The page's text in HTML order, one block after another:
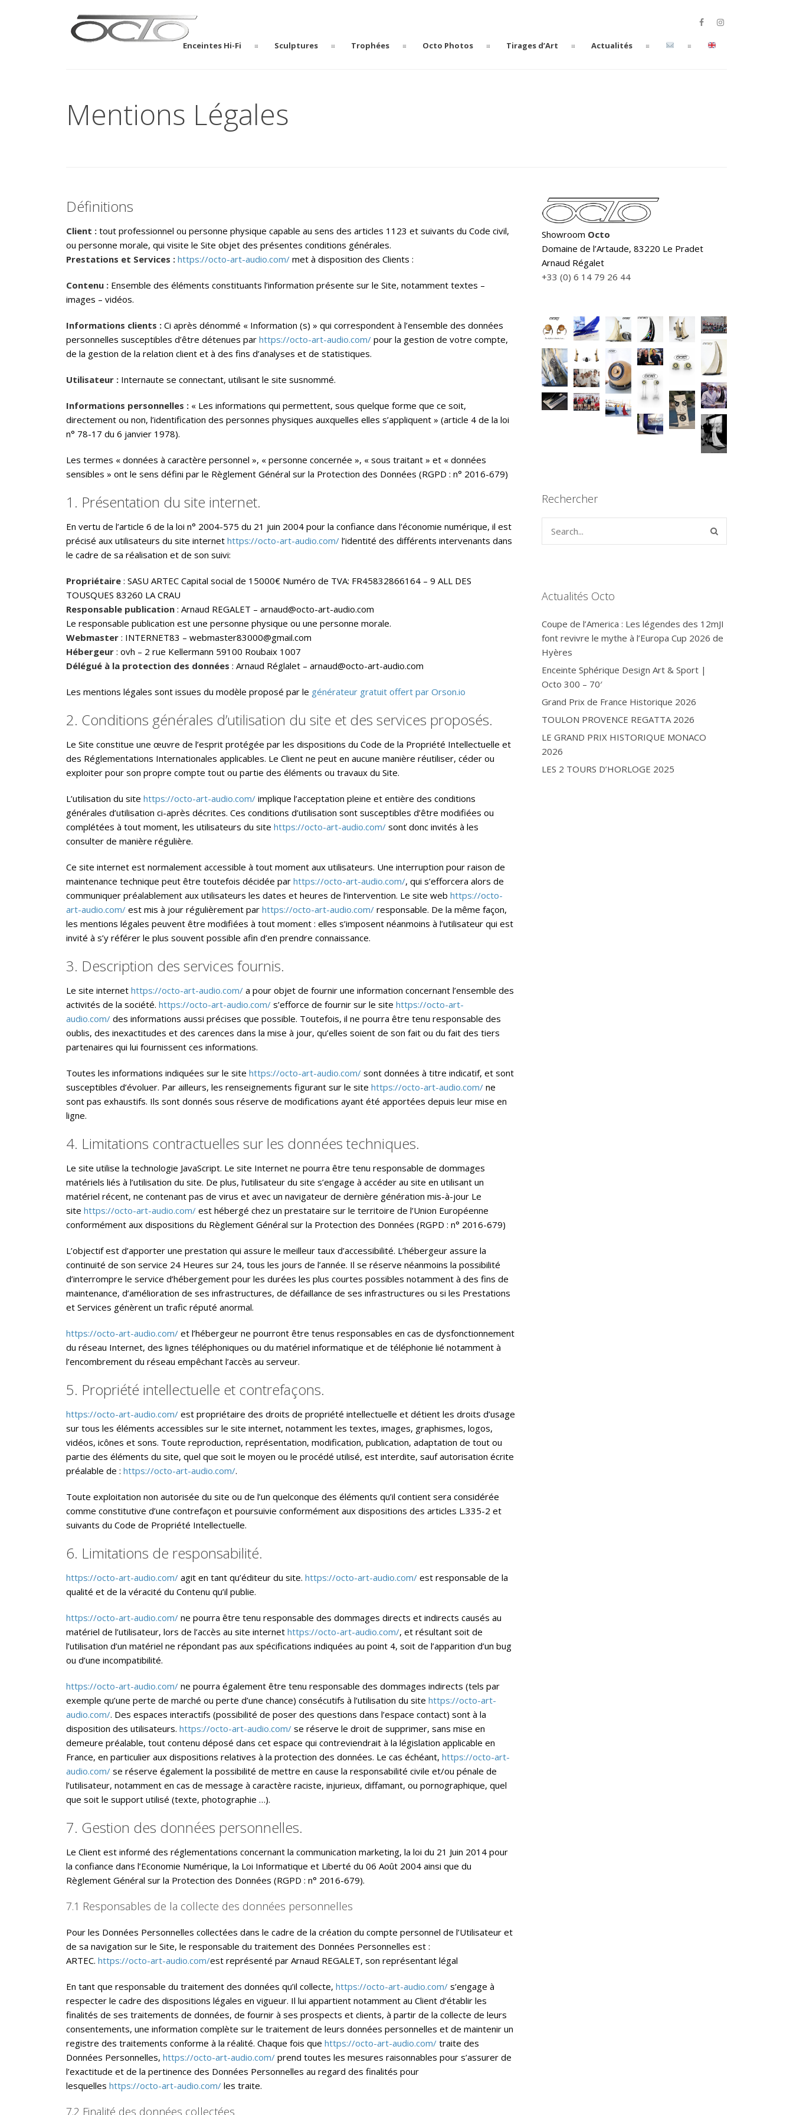
Enceintes Hi-Fi Sculptures Trophées Octo Photos Tirages d’Art Actualités
Mentions Légales
Définitions
Client : tout professionnel ou personne physique capable au sens des articles 1123 et suivants du Code civil,
ou personne morale, qui visite le Site objet des présentes conditions générales.
Prestations et Services : https://octo-art-audio.com/ met à disposition des Clients :
Contenu : Ensemble des éléments constituants l’information présente sur le Site, notamment textes –
images – vidéos.
Informations clients : Ci après dénommé « Information (s) » qui correspondent à l’ensemble des données
personnelles susceptibles d’être détenues par https://octo-art-audio.com/ pour la gestion de votre compte,
de la gestion de la relation client et à des fins d’analyses et de statistiques.
Utilisateur : Internaute se connectant, utilisant le site susnommé.
Informations personnelles : « Les informations qui permettent, sous quelque forme que ce soit,
directement ou non, l’identification des personnes physiques auxquelles elles s’appliquent » (article 4 de la loi
n° 78-17 du 6 janvier 1978).
Les termes « données à caractère personnel », « personne concernée », « sous traitant » et « données
sensibles » ont le sens défini par le Règlement Général sur la Protection des Données (RGPD : n° 2016-679)
1. Présentation du site internet.
En vertu de l’article 6 de la loi n° 2004-575 du 21 juin 2004 pour la confiance dans l’économie numérique, il est
précisé aux utilisateurs du site internet https://octo-art-audio.com/ l’identité des différents intervenants dans
le cadre de sa réalisation et de son suivi:
Propriétaire : SASU ARTEC Capital social de 15000€ Numéro de TVA: FR45832866164 – 9 ALL DES
TOUSQUES 83260 LA CRAU
Responsable publication : Arnaud REGALET – arnaud@octo-art-audio.com
Le responsable publication est une personne physique ou une personne morale.
Webmaster : INTERNET83 – webmaster83000@gmail.com
Hébergeur : ovh – 2 rue Kellermann 59100 Roubaix 1007
Délégué à la protection des données : Arnaud Réglalet – arnaud@octo-art-audio.com
Les mentions légales sont issues du modèle proposé par le générateur gratuit offert par Orson.io
2. Conditions générales d’utilisation du site et des services proposés.
Le Site constitue une œuvre de l’esprit protégée par les dispositions du Code de la Propriété Intellectuelle et
des Réglementations Internationales applicables. Le Client ne peut en aucune manière réutiliser, céder ou
exploiter pour son propre compte tout ou partie des éléments ou travaux du Site.
L’utilisation du site https://octo-art-audio.com/ implique l’acceptation pleine et entière des conditions
générales d’utilisation ci-après décrites. Ces conditions d’utilisation sont susceptibles d’être modifiées ou
complétées à tout moment, les utilisateurs du site https://octo-art-audio.com/ sont donc invités à les
consulter de manière régulière.
Ce site internet est normalement accessible à tout moment aux utilisateurs. Une interruption pour raison de
maintenance technique peut être toutefois décidée par https://octo-art-audio.com/, qui s’efforcera alors de
communiquer préalablement aux utilisateurs les dates et heures de l’intervention. Le site web https://octo-
art-audio.com/ est mis à jour régulièrement par https://octo-art-audio.com/ responsable. De la même façon,
les mentions légales peuvent être modifiées à tout moment : elles s’imposent néanmoins à l’utilisateur qui est
invité à s’y référer le plus souvent possible afin d’en prendre connaissance.
3. Description des services fournis.
Le site internet https://octo-art-audio.com/ a pour objet de fournir une information concernant l’ensemble des
activités de la société. https://octo-art-audio.com/ s’efforce de fournir sur le site https://octo-art-
audio.com/ des informations aussi précises que possible. Toutefois, il ne pourra être tenu responsable des
oublis, des inexactitudes et des carences dans la mise à jour, qu’elles soient de son fait ou du fait des tiers
partenaires qui lui fournissent ces informations.
Toutes les informations indiquées sur le site https://octo-art-audio.com/ sont données à titre indicatif, et sont
susceptibles d’évoluer. Par ailleurs, les renseignements figurant sur le site https://octo-art-audio.com/ ne
sont pas exhaustifs. Ils sont donnés sous réserve de modifications ayant été apportées depuis leur mise en
ligne.
4. Limitations contractuelles sur les données techniques.
Le site utilise la technologie JavaScript. Le site Internet ne pourra être tenu responsable de dommages
matériels liés à l’utilisation du site. De plus, l’utilisateur du site s’engage à accéder au site en utilisant un
matériel récent, ne contenant pas de virus et avec un navigateur de dernière génération mis-à-jour Le
site https://octo-art-audio.com/ est hébergé chez un prestataire sur le territoire de l’Union Européenne
conformément aux dispositions du Règlement Général sur la Protection des Données (RGPD : n° 2016-679)
L’objectif est d’apporter une prestation qui assure le meilleur taux d’accessibilité. L’hébergeur assure la
continuité de son service 24 Heures sur 24, tous les jours de l’année. Il se réserve néanmoins la possibilité
d’interrompre le service d’hébergement pour les durées les plus courtes possibles notamment à des fins de
maintenance, d’amélioration de ses infrastructures, de défaillance de ses infrastructures ou si les Prestations
et Services génèrent un trafic réputé anormal.
https://octo-art-audio.com/ et l’hébergeur ne pourront être tenus responsables en cas de dysfonctionnement
du réseau Internet, des lignes téléphoniques ou du matériel informatique et de téléphonie lié notamment à
l’encombrement du réseau empêchant l’accès au serveur.
5. Propriété intellectuelle et contrefaçons.
https://octo-art-audio.com/ est propriétaire des droits de propriété intellectuelle et détient les droits d’usage
sur tous les éléments accessibles sur le site internet, notamment les textes, images, graphismes, logos,
vidéos, icônes et sons. Toute reproduction, représentation, modification, publication, adaptation de tout ou
partie des éléments du site, quel que soit le moyen ou le procédé utilisé, est interdite, sauf autorisation écrite
préalable de : https://octo-art-audio.com/.
Toute exploitation non autorisée du site ou de l’un quelconque des éléments qu’il contient sera considérée
comme constitutive d’une contrefaçon et poursuivie conformément aux dispositions des articles L.335-2 et
suivants du Code de Propriété Intellectuelle.
6. Limitations de responsabilité.
https://octo-art-audio.com/ agit en tant qu’éditeur du site. https://octo-art-audio.com/ est responsable de la
qualité et de la véracité du Contenu qu’il publie.
https://octo-art-audio.com/ ne pourra être tenu responsable des dommages directs et indirects causés au
matériel de l’utilisateur, lors de l’accès au site internet https://octo-art-audio.com/, et résultant soit de
l’utilisation d’un matériel ne répondant pas aux spécifications indiquées au point 4, soit de l’apparition d’un bug
ou d’une incompatibilité.
https://octo-art-audio.com/ ne pourra également être tenu responsable des dommages indirects (tels par
exemple qu’une perte de marché ou perte d’une chance) consécutifs à l’utilisation du site https://octo-art-
audio.com/. Des espaces interactifs (possibilité de poser des questions dans l’espace contact) sont à la
disposition des utilisateurs. https://octo-art-audio.com/ se réserve le droit de supprimer, sans mise en
demeure préalable, tout contenu déposé dans cet espace qui contreviendrait à la législation applicable en
France, en particulier aux dispositions relatives à la protection des données. Le cas échéant, https://octo-art-
audio.com/ se réserve également la possibilité de mettre en cause la responsabilité civile et/ou pénale de
l’utilisateur, notamment en cas de message à caractère raciste, injurieux, diffamant, ou pornographique, quel
que soit le support utilisé (texte, photographie …).
7. Gestion des données personnelles.
Le Client est informé des réglementations concernant la communication marketing, la loi du 21 Juin 2014 pour
la confiance dans l’Economie Numérique, la Loi Informatique et Liberté du 06 Août 2004 ainsi que du
Règlement Général sur la Protection des Données (RGPD : n° 2016-679).
7.1 Responsables de la collecte des données personnelles
Pour les Données Personnelles collectées dans le cadre de la création du compte personnel de l’Utilisateur et
de sa navigation sur le Site, le responsable du traitement des Données Personnelles est :
ARTEC. https://octo-art-audio.com/est représenté par Arnaud REGALET, son représentant légal
En tant que responsable du traitement des données qu’il collecte, https://octo-art-audio.com/ s’engage à
respecter le cadre des dispositions légales en vigueur. Il lui appartient notamment au Client d’établir les
finalités de ses traitements de données, de fournir à ses prospects et clients, à partir de la collecte de leurs
consentements, une information complète sur le traitement de leurs données personnelles et de maintenir un
registre des traitements conforme à la réalité. Chaque fois que https://octo-art-audio.com/ traite des
Données Personnelles, https://octo-art-audio.com/ prend toutes les mesures raisonnables pour s’assurer de
l’exactitude et de la pertinence des Données Personnelles au regard des finalités pour
lesquelles https://octo-art-audio.com/ les traite.
7.2 Finalité des données collectées
Showroom Octo
Domaine de l’Artaude, 83220 Le Pradet
Arnaud Régalet
+33 (0) 6 14 79 26 44
Rechercher
Actualités Octo
Coupe de l’America : Les légendes des 12mJI
font revivre le mythe à l’Europa Cup 2026 de
Hyères
Enceinte Sphérique Design Art & Sport |
Octo 300 – 70′
Grand Prix de France Historique 2026
TOULON PROVENCE REGATTA 2026
LE GRAND PRIX HISTORIQUE MONACO
2026
LES 2 TOURS D’HORLOGE 2025